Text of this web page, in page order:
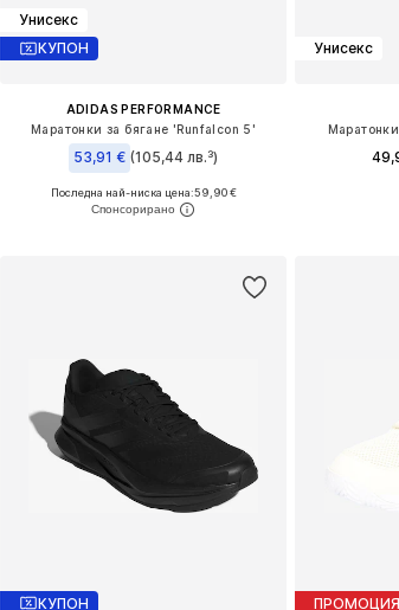
Унисекс
КУПОН
ADIDAS PERFORMANCE
Маратонки за бягане 'Runfalcon 5'
53,91 € (105,44 лв.³)
+1
Предлага се в много размери
Последна най-ниска цена:59,90 €
Унисекс
КУПОН ПРОМОЦИЯ